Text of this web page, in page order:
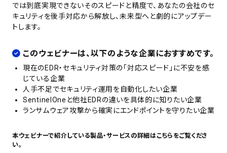
では到底実現できないそのスピードと精度で、あなたの会社のセ
キュリティを後手対応から解放し、未来型へと劇的にアップデー
トします。
このウェビナーは、以下のような企業におすすめです。
現在のEDR・セキュリティ対策の「対応スピード」に不安を感
じている企業
人手不足でセキュリティ運用を自動化したい企業
SentinelOneと他社EDRの違いを具体的に知りたい企業
ランサムウェア攻撃から確実にエンドポイントを守りたい企業
本ウェビナーで紹介している製品・サービスの詳細はこちらをご覧くださ
い。